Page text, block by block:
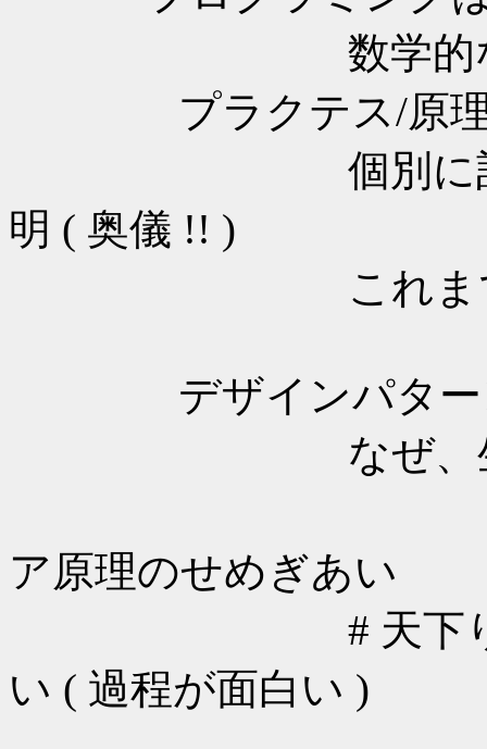
数学的な解が
プラクテス/原理/
個別に記述さ
明 ( 奥儀 !! )
これまでは
デザインパターン
なぜ、生き残
ア原理のせめぎあい
# 天下りでは
い ( 過程が面白い )